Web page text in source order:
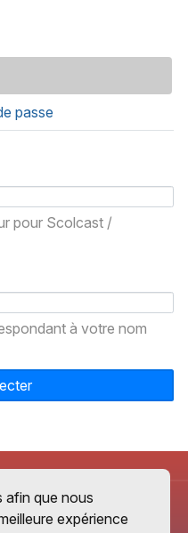
passe
pour Scolcast /
à votre nom
afin que nous
expérience